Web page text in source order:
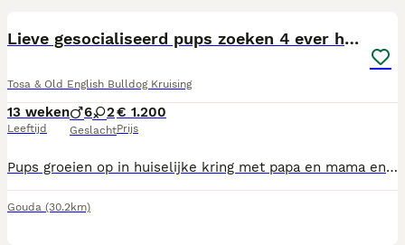
Lieve gesocialiseerd pups zoeken 4 ever home
Tosa & Old English Bulldog Kruising
13 weken
Leeftijd
6 2
Geslacht
€ 1.200
Prijs
Pups groeien op in huiselijke kring met papa en mama en 4 kinderen en 2 poezen. Ze zijn echt super lief groeien goed eigenlijk alles doen ze perfect. Ze zijn mat zindelijk. Ze vinden het heerlijk om lekker in de tuin te lopen. Ze zijn netjes ontwormd via schema en hebben netjes de entingen gehad. Ze zijn gechipt en krijgen paspoort mee De dierenarts heeft ze helemaal gezond verklaard. U bent welkom om ze te ontmoeten ik weet zeker dat u verliefd wordt op ze. Een heel goed huisje vind ik belangrijk prijs is bespreekbaar als u vragen heeft kunt u mij bellen of chatten
Gouda (30.2km)